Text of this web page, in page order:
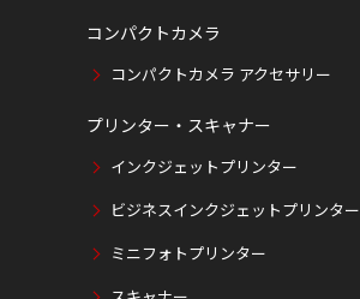
コンパクトカメラ
コンパクトカメラ アクセサリー
プリンター・スキャナー
インクジェットプリンター
ビジネスインクジェットプリンター
ミニフォトプリンター